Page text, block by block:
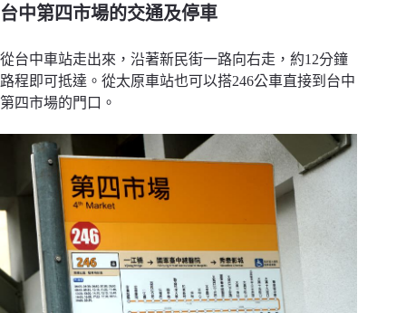
台中第四市場的交通及停車
從台中車站走出來，沿著新民街一路向右走，約12分鐘
路程即可抵達。從太原車站也可以搭246公車直接到台中
第四市場的門口。